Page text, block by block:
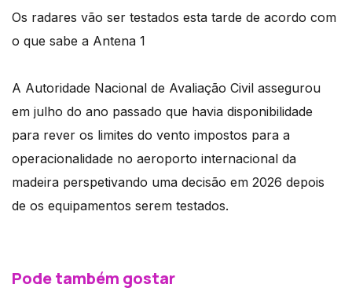
Os radares vão ser testados esta tarde de acordo com
o que sabe a Antena 1
A Autoridade Nacional de Avaliação Civil assegurou
em julho do ano passado que havia disponibilidade
para rever os limites do vento impostos para a
operacionalidade no aeroporto internacional da
madeira perspetivando uma decisão em 2026 depois
de os equipamentos serem testados.
Pode também gostar